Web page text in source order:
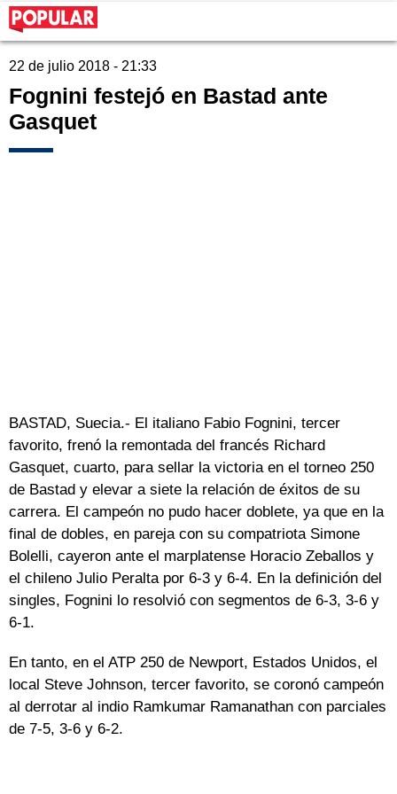
22 de julio 2018 - 21:33
Fognini festejó en Bastad ante
Gasquet
BASTAD, Suecia.- El italiano Fabio Fognini, tercer
favorito, frenó la remontada del francés Richard
Gasquet, cuarto, para sellar la victoria en el torneo 250
de Bastad y elevar a siete la relación de éxitos de su
carrera. El campeón no pudo hacer doblete, ya que en la
final de dobles, en pareja con su compatriota Simone
Bolelli, cayeron ante el marplatense Horacio Zeballos y
el chileno Julio Peralta por 6-3 y 6-4. En la definición del
singles, Fognini lo resolvió con segmentos de 6-3, 3-6 y
6-1.
En tanto, en el ATP 250 de Newport, Estados Unidos, el
local Steve Johnson, tercer favorito, se coronó campeón
al derrotar al indio Ramkumar Ramanathan con parciales
de 7-5, 3-6 y 6-2.